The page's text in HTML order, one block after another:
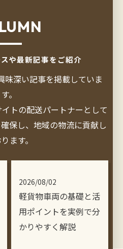
や最新記事をご紹介
味深い記事を掲載していま
す。
トの配送パートナーとして
保し、地域の物流に貢献し
ます。
2026/08/02
軽貨物車両の基礎と活
用ポイントを実例で分
かりやすく解説